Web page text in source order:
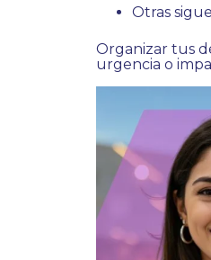
Otras
Organizar tus
urgencia o